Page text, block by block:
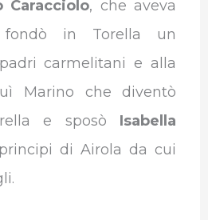
Caracciolo, che aveva
in Torella un
carmelitani e alla
Marino che diventò
e sposò Isabella
di Airola da cui